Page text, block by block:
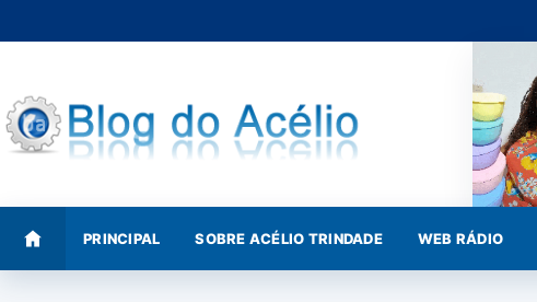
para
conteúdo
PRINCIPAL SOBRE ACÉLIO TRINDADE WEB RÁDIO